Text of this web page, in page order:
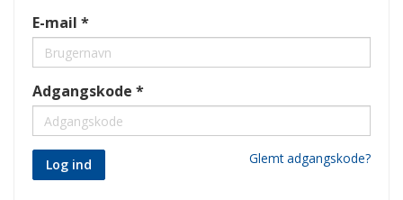
E-mail
Adgangskode
Log ind Glemt adgangskode?